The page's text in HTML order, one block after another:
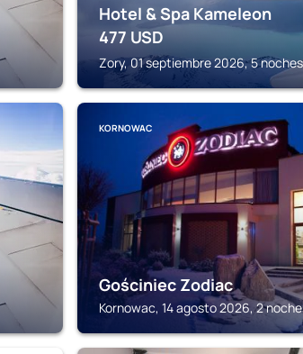
Hotel & Spa Kameleon
477 USD
Zory, 01 septiembre 2026, 5 noches
KORNOWAC
Gościniec Zodiac
Kornowac, 14 agosto 2026, 2